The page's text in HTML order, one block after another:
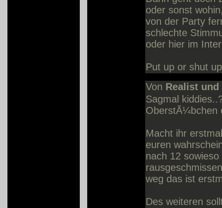
oder sonst
von der Party
schlechte
oder hier im
Put up or shut
Von Realist
Sagmal
OberstÃ¼bchen
Macht ihr
euren
nach 12
weg das ist
Des weiteren